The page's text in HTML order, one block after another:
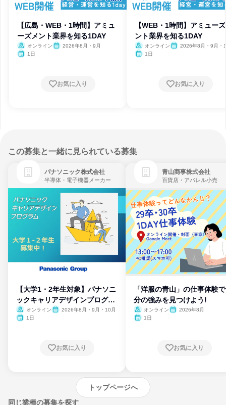
【広島・WEB・1時間】アミュ
ーズメント業界を知る1DAY
オンライン
2026年8月・9月
1日
お気に入り
【WEB・1時間】アミュー
ント業界を知る1DAY
オンライン
2026年8月・9月・
1日
お気に入り
この募集と一緒に見られている募集
パナソニック株式会社
半導体・電子機器メーカー
【大学1・2年生対象】パナソニ
ックキャリアデザインプログラ
ム
オンライン
2026年8月・9月・10月
1日
お気に入り
青山商事株式会社
百貨店・アパレル小売
「洋服の青山」の仕事体験
分の強みを見つけよう!
オンライン
2026年8月
1日
お気に入り
トップページへ
同じ業種の募集を探す